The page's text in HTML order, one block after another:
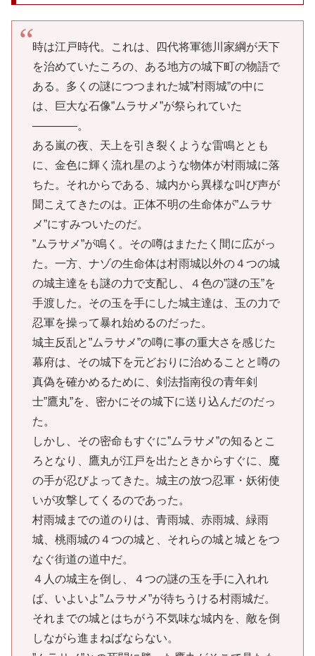
時は江戸時代。これは、四代将軍徳川家綱が天下
を治めていたころの、ある地方の城下町の物語で
ある。多くの謎につつまれた城”村雨城”の中に
は、巨大な石像”ムラサメ”が祭られていた
――――。
ある嵐の夜、天上を引き裂くような雷鳴ととも
に、金色に輝く流れ星のような物体が村雨城に落
ちた。それからである、城内から異様な叫び声が
聞こえてきたのは。正体不明の生命体が”ムラサ
メ”にすみついたのだ。
”ムラサメ”が鳴く。その噂はまたたく間に広がっ
た。一方、ナゾの生命体は村雨城以外の４つの城
の城主達をも謎の力で支配し、４色の”謎の玉”を
手渡した。その玉を手にした城主達は、玉の力で
忍軍を操って暴れ始めるのだった。
城主反乱と”ムラサメ”の噂に事の重大さを感じた
幕府は、その城下を元どおりに治めることと噂の
真偽を確かめるために、剣法指南役の青年剣
士”鷹丸”を、密かにその城下に送り込んだのだっ
た。
しかし、その密命もすぐに”ムラサメ”の知るとこ
ろとなり、鷹丸が江戸を出たときからすぐに、魔
の手が忍びよってきた。城主の放つ忍軍・妖術使
いが攻撃してくるのであった。
村雨城までの道のりは、青雨城、赤雨城、緑雨
城、桃雨城の４つの城と、それらの城と城とをつ
なぐ街道の道中だ。
４人の城主を倒し、４つの謎の玉を手に入れれ
ば、いよいよ”ムラサメ”が待ちうける村雨城だ。
それまでの城とはちがう不気味な城内を、敵を倒
しながら進まねばならない。